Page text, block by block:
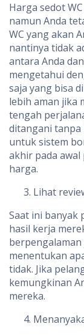
Harga sedot
namun Anda
WC yang akan
nantinya tidak
antara Anda
mengetahui
saja yang bisa
lebih aman jika
tengah
ditangani tanpa
untuk sistem
akhir pada
harga.
Lihat
Saat ini banyak
hasil kerja
menentukan
tidak. Jika
kemungkinan
mereka.